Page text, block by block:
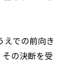
での前向き
の決断を受